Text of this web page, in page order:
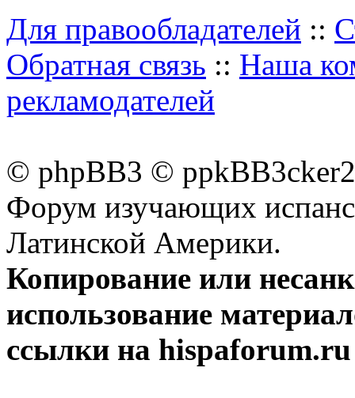
Для правообладателей ::
Обратная связь :: Наша
рекламодателей
© phpBB3 ©
Форум изучающих
Латинской Америки.
Копирование или
использование
ссылки на hispaforum.ru